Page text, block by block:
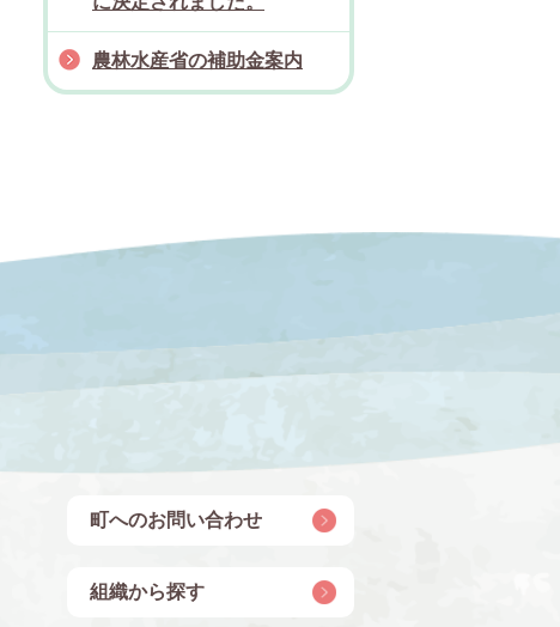
農林水産省の補助金案内
町へのお問い合わせ
組織から探す